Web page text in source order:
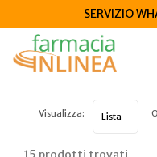
SERVIZIO
Visualizza: